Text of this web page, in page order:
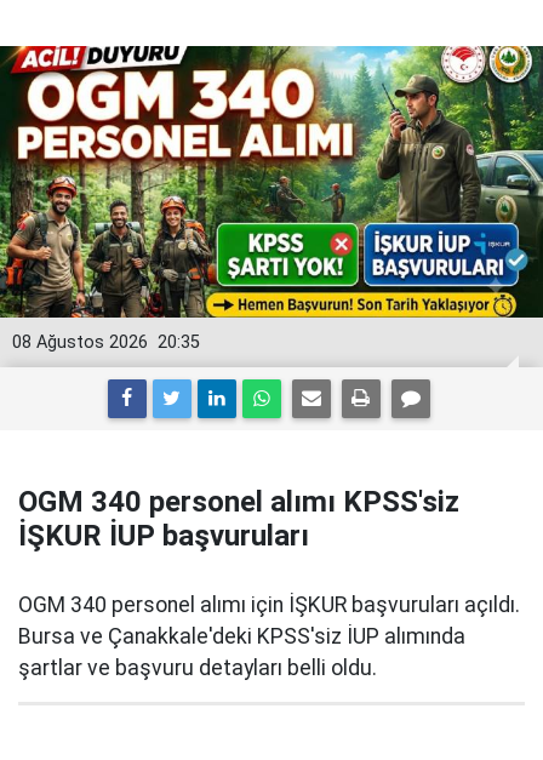
20:35
08 Ağustos 2026
OGM 340 personel alımı KPSS'siz
İŞKUR İUP başvuruları
OGM 340 personel alımı için İŞKUR başvuruları açıldı.
Bursa ve Çanakkale'deki KPSS'siz İUP alımında
şartlar ve başvuru detayları belli oldu.